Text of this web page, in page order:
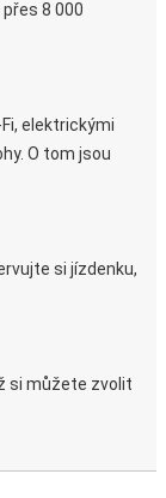
8 000
elektrickými
O tom jsou
si jízdenku,
si můžete zvolit